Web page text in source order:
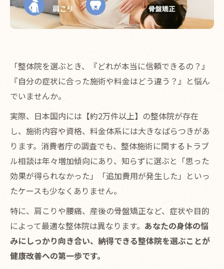
「整体院を選ぶとき、『どれが本当に信頼できるの？』
『自分の症状に合った施術や料金はどう違う？』と悩ん
でいませんか。
実際、日本国内には【約2万件以上】の整体院が存在
し、施術内容や資格、料金体系には大きなばらつきがあ
ります。消費者庁の調査でも、整体施術に関するトラブ
ル相談は年々増加傾向にあり、知らずに選ぶと「思った
効果が得られなかった」「追加費用が発生した」といっ
たケースも少なくありません。
特に、肩こりや腰痛、産後の骨盤矯正など、症状や目的
によって最適な整体院は異なります。 あなたの身体の悩
みにしっかり向き合い、納得できる整体院を選ぶことが
健康改善への第一歩です。